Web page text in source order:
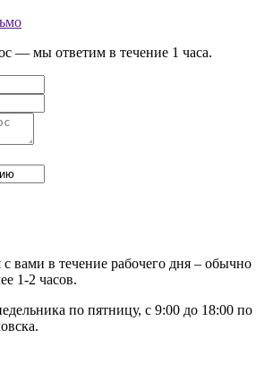
— мы ответим в течение 1 часа.
вами в течение рабочего дня – обычно
1-2 часов.
по пятницу, с 9:00 до 18:00 по